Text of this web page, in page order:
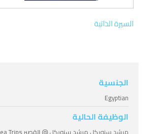
السيرة الذاتية
الجنسية
Egyptian
الوظيفة الحالية